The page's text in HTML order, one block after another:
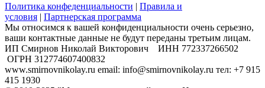
Политика конфеденциальности | Правила и
условия | Партнерская программа
Мы относимся к вашей конфиденциальности очень серьезно,
ваши контактные данные не будут переданы третьим лицам.
​ИП Смирнов Николай Викторович ИНН 772337266502
ОГРН 312774607400832
www.smirnovnikolay.ru email: info@smirnovnikolay.ru тел: +7 915
415 1930